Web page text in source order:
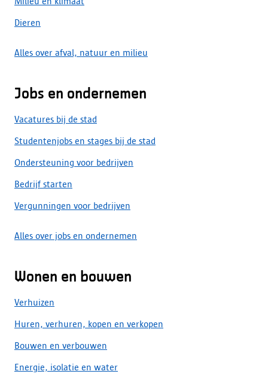
Dieren
Alles over afval, natuur en milieu
Jobs en ondernemen
Vacatures bij de stad
Studentenjobs en stages bij de stad
Ondersteuning voor bedrijven
Bedrijf starten
Vergunningen voor bedrijven
Alles over jobs en ondernemen
Wonen en bouwen
Verhuizen
Huren, verhuren, kopen en verkopen
Bouwen en verbouwen
Energie, isolatie en water